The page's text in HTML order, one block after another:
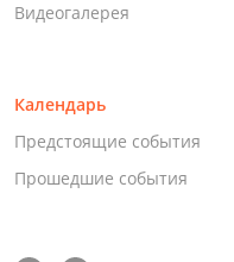
Видеогалерея
Календарь
Предстоящие события
Прошедшие события